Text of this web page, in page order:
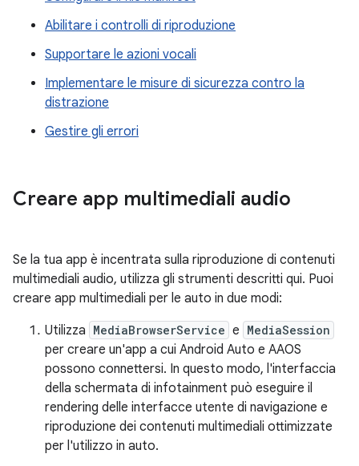
Abilitare i controlli di riproduzione
Supportare le azioni vocali
Implementare le misure di sicurezza contro la
distrazione
Gestire gli errori
Creare app multimediali audio
Se la tua app è incentrata sulla riproduzione di contenuti
multimediali audio, utilizza gli strumenti descritti qui. Puoi
creare app multimediali per le auto in due modi:
Utilizza MediaBrowserService e MediaSession
per creare un'app a cui Android Auto e AAOS
possono connettersi. In questo modo, l'interfaccia
della schermata di infotainment può eseguire il
rendering delle interfacce utente di navigazione e
riproduzione dei contenuti multimediali ottimizzate
per l'utilizzo in auto.